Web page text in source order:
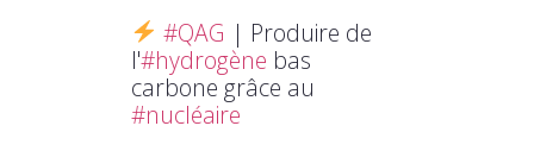
#QAG | Produire de
l'#hydrogène bas
carbone grâce au
#nucléaire